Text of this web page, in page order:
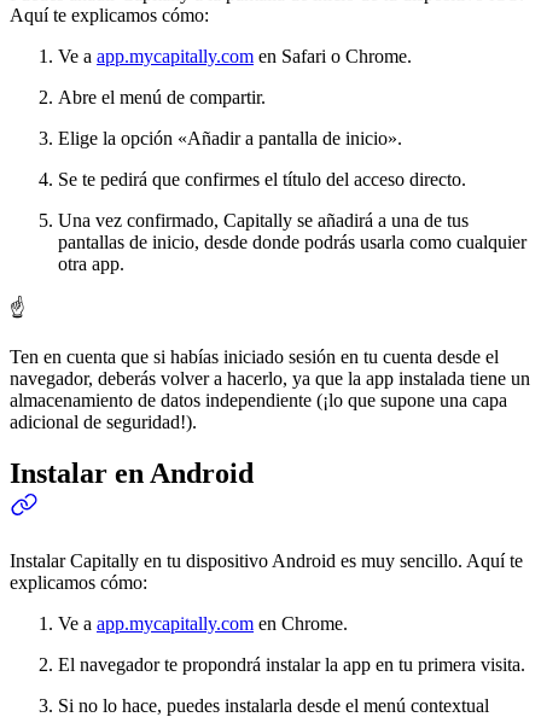
Aquí te explicamos cómo:
Ve a app.mycapitally.com en Safari o Chrome.
Abre el menú de compartir.
Elige la opción «Añadir a pantalla de inicio».
Se te pedirá que confirmes el título del acceso directo.
Una vez confirmado, Capitally se añadirá a una de tus
pantallas de inicio, desde donde podrás usarla como cualquier
otra app.
☝️
Ten en cuenta que si habías iniciado sesión en tu cuenta desde el
navegador, deberás volver a hacerlo, ya que la app instalada tiene un
almacenamiento de datos independiente (¡lo que supone una capa
adicional de seguridad!).
Instalar en Android
Instalar Capitally en tu dispositivo Android es muy sencillo. Aquí te
explicamos cómo:
Ve a app.mycapitally.com en Chrome.
El navegador te propondrá instalar la app en tu primera visita.
Si no lo hace, puedes instalarla desde el menú contextual